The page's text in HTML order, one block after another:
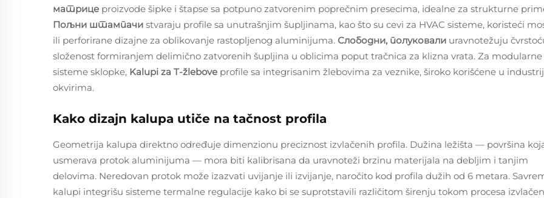
матрице proizvode šipke i štapse sa potpuno zatvorenim poprečnim presecima, idealne za strukturne
Пољни штампачи stvaraju profile sa unutrašnjim šupljinama, kao što su cevi za HVAC sisteme, koristeći
ili perforirane dizajne za oblikovanje rastopljenog aluminijuma. Слободни, полуковали uravnotežuju
složenost formiranjem delimično zatvorenih šupljina u oblicima poput tračnica za klizna vrata. Za modularne
sisteme sklopke, Kalupi za T-žlebove profile sa integrisanim žlebovima za veznike, široko korišćene u
okvirima.
Kako dizajn kalupa utiče na tačnost profila
Geometrija kalupa direktno određuje dimenzionu preciznost izvlačenih profila. Dužina ležišta — površina
usmerava protok aluminijuma — mora biti kalibrisana da uravnoteži brzinu materijala na debljim i tanjim
delovima. Neredovan protok može izazvati uvijanje ili izvijanje, naročito kod profila dužih od 6 metara.
kalupi integrišu sisteme termalne regulacije kako bi se suprotstavili različitom širenju tokom procesa